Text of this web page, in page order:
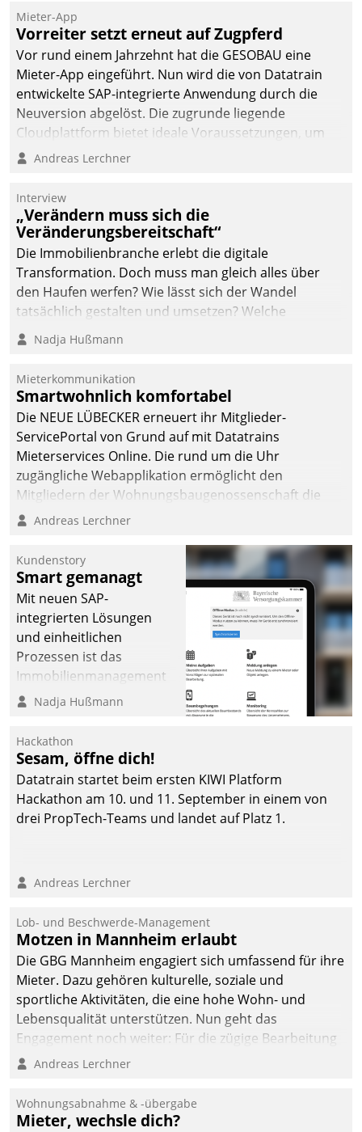
Die monatlichen
Mitteilungen zum
Heizungs- und
Wasserverbrauch gehen
automatisiert, vollständig
und auf Wunsch über
mehrere zuvor
Kommunikationswege bei
Mieter-App
Vorreiter setzt erneut auf Zugpferd
Vor rund einem Jahrzehnt hat die GESOBAU eine
Mieter-App eingeführt. Nun wird die von Datatrain
entwickelte SAP-integrierte Anwendung durch die
Neuversion abgelöst. Die zugrunde liegende
Cloudplattform bietet ideale Voraussetzungen, um
die Funktionalität der App zu erweitern und weitere
integrieren.
Andreas Lerchner
Interview
„Verändern muss sich die
Veränderungsbereitschaft“
Die Immobilienbranche erlebt die digitale
Transformation. Doch muss man gleich alles über
den Haufen werfen? Wie lässt sich der Wandel
tatsächlich gestalten und umsetzen? Welche
Argumente zählen wirklich?
Nadja Hußmann
Mieterkommunikation
Smartwohnlich komfortabel
Die NEUE LÜBECKER erneuert ihr Mitglieder-
ServicePortal von Grund auf mit Datatrains
Mieterservices Online. Die rund um die Uhr
zugängliche Webapplikation ermöglicht den
Mitgliedern der Wohnungs­bau­genossenschaft die
Kontaktaufnahme per Smartphone, Tablet oder PC.
Andreas Lerchner
Kundenstory
Smart gemanagt
Mit neuen SAP-
integrierten Lösungen
und einheitlichen
Prozessen ist das
Immobilienmanagement
der Bayerischen
Ressort Kapitalanlage für
künftige Aufgaben und
Herausforderungen
gerüstet.
Nadja Hußmann
Hackathon
Sesam, öffne dich!
Datatrain startet beim ersten KIWI Platform
Hackathon am 10. und 11. September in einem von
drei PropTech-Teams und landet auf Platz 1.
Andreas Lerchner
Lob- und Beschwerde-Management
Motzen in Mannheim erlaubt
Die GBG Mannheim engagiert sich umfassend für ihre
Mieter. Dazu gehören kulturelle, soziale und
sportliche Aktivitäten, die eine hohe Wohn- und
Lebensqualität unterstützen. Nun geht das
Engagement noch weiter: Für die zügige Bearbeitung
von Beschwerden – oder Lob – richtet das
und Beschwerde-Management einen eigenen Kanal
ein.
Andreas Lerchner
Wohnungsabnahme & -übergabe
Mieter, wechsle dich?